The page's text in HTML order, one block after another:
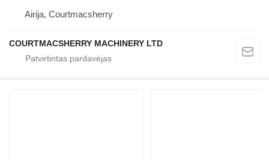
Airija, Courtmacsherry
COURTMACSHERRY MACHINERY LTD